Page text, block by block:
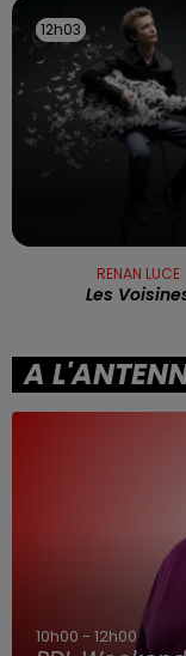
12h03
12h03
RENAN LUCE
Les
A
10h00 - 12h00